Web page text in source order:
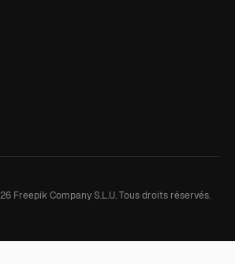
Freepik Company S.L.U.Tous droits réservés.